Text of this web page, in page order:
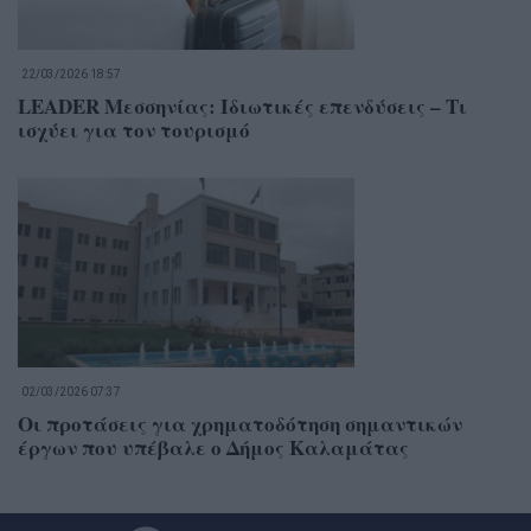
22/03/2026 18:57
LEADER Μεσσηνίας: Ιδιωτικές επενδύσεις – Τι
ισχύει για τον τουρισμό
02/03/2026 07:37
Οι προτάσεις για χρηματοδότηση σημαντικών
έργων που υπέβαλε ο Δήμος Καλαμάτας